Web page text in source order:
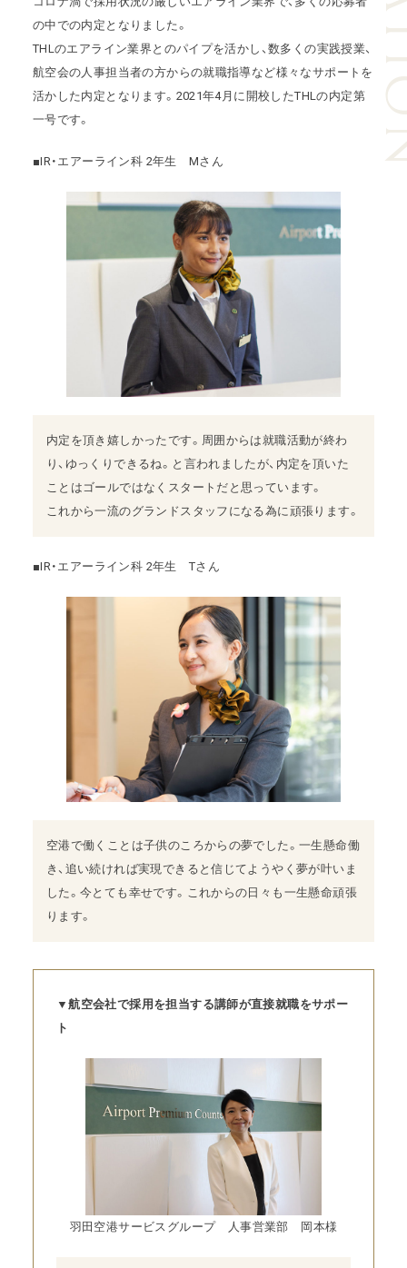
の中での内定となりました。
THLのエアライン業界とのパイプを活かし、数多くの実践授業、
航空会の人事担当者の方からの就職指導など様々なサポートを
活かした内定となります。2021年4月に開校したTHLの内定第
一号です。
■IR・エアーライン科 2年生 Mさん
内定を頂き嬉しかったです。周囲からは就職活動が終わ
り、ゆっくりできるね。と言われましたが、内定を頂いた
ことはゴールではなくスタートだと思っています。
これから一流のグランドスタッフになる為に頑張ります。
■IR・エアーライン科 2年生 Tさん
空港で働くことは子供のころからの夢でした。一生懸命働
き、追い続ければ実現できると信じてようやく夢が叶いま
した。今とても幸せです。これからの日々も一生懸命頑張
ります。
▼航空会社で採用を担当する講師が直接就職をサポー
ト
羽田空港サービスグループ 人事営業部 岡本様